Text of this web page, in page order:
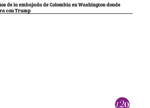
de la embajada de Colombia en Washington donde
con Trump